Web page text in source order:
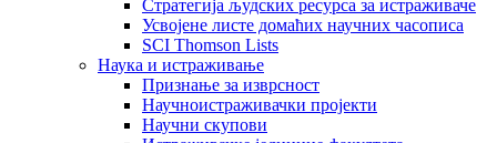
Стратегија људских ресурса за истраживаче
Усвојене листе домаћих научних часописа
SCI Thomson Lists
Наука и истраживање
Признање за изврсност
Научноистраживачки пројекти
Научни скупови